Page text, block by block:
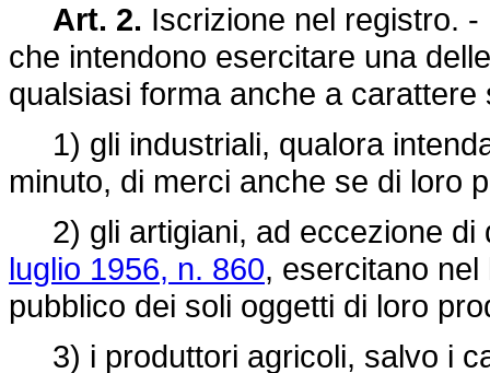
Art. 2. Iscrizione nel registro.
che intendono esercitare una
qualsiasi forma anche a
1) gli industriali, qualora
minuto, di merci anche se di loro
2) gli artigiani, ad eccezione di
luglio 1956, n. 860, esercitano
pubblico dei soli oggetti di loro
3) i produttori agricoli, salvo i